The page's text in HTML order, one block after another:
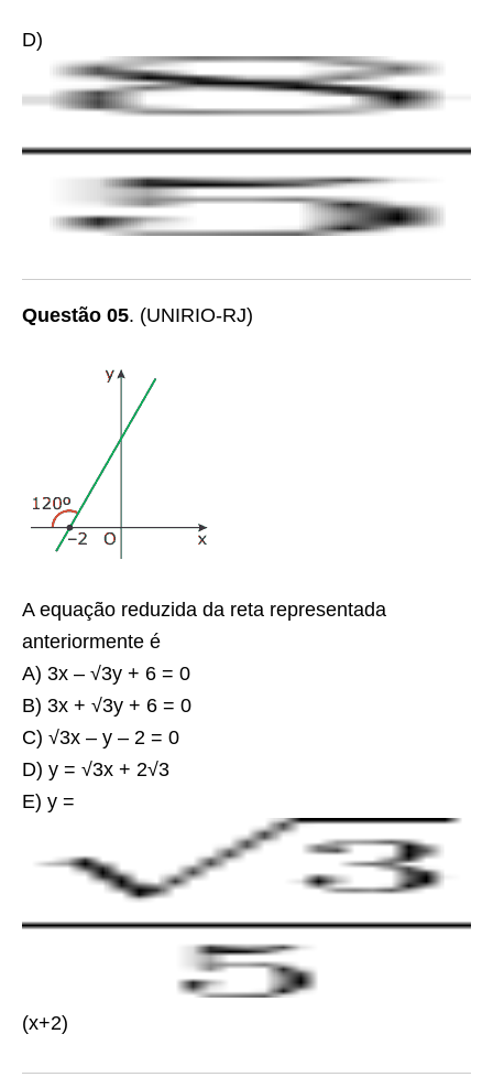
D)
Questão 05. (UNIRIO-RJ)
A equação reduzida da reta representada
anteriormente é
A) 3x – √3y + 6 = 0
B) 3x + √3y + 6 = 0
C) √3x – y – 2 = 0
D) y = √3x + 2√3
E) y =
(x+2)